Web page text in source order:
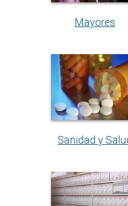
Mayores
Sanidad y